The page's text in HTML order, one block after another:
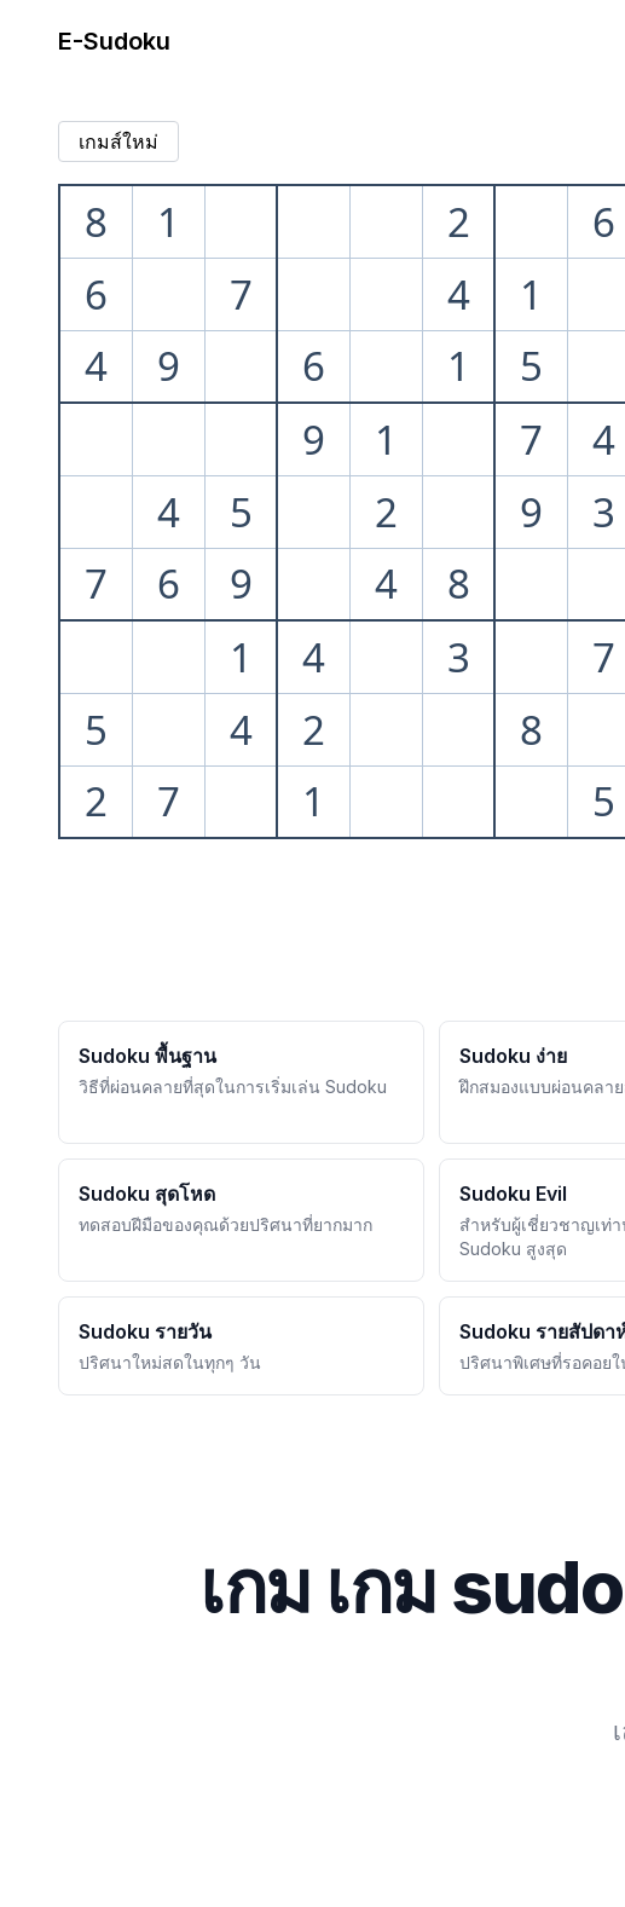
E-Sudoku
เกมส์ใหม่
8 1 2 6
6
7 4 1
4
9 6 1
5
9
1 7 4
4
5 2 9
3
7
6 9 4
8
1
4 3 7
5
4 2 8
2
7 1 5
Sudoku พื้นฐาน
วิธีที่ผ่อนคลายที่สุดในการเริ่มเล่น Sudoku
Sudoku ง่าย
ฝึกสมองแบบผ่อนคลา
Sudoku สุดโหด
ทดสอบฝีมือของคุณด้วยปริศนาที่ยากมาก
Sudoku Evil
สำหรับผู้เชี่ยวชาญเท่
Sudoku สูงสุด
Sudoku รายวัน
ปริศนาใหม่สดในทุกๆ วัน
Sudoku รายสัปดา
ปริศนาพิเศษที่รอคอย
เกม เกม